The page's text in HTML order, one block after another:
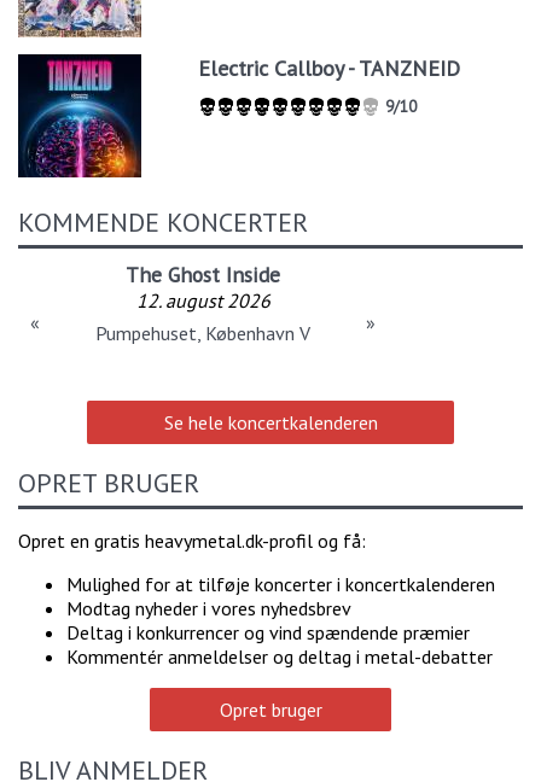
Electric Callboy - TANZNEID
9/10
KOMMENDE KONCERTER
The Ghost Inside
12. august 2026
Pumpehuset, København V
« »
Se hele koncertkalenderen
OPRET BRUGER
Opret en gratis heavymetal.dk-profil og få:
Mulighed for at tilføje koncerter i koncertkalenderen
Modtag nyheder i vores nyhedsbrev
Deltag i konkurrencer og vind spændende præmier
Kommentér anmeldelser og deltag i metal-debatter
Opret bruger
BLIV ANMELDER